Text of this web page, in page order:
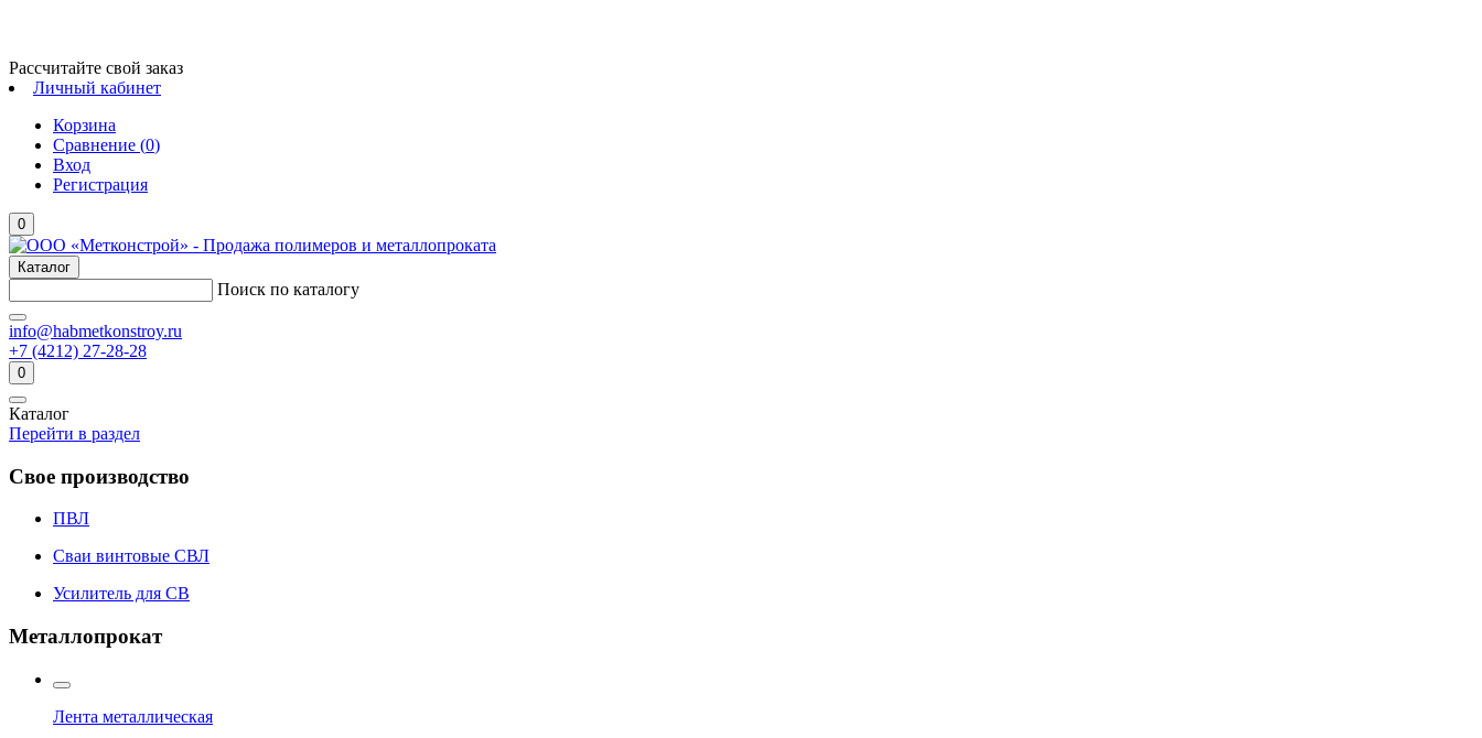
Рассчитайте свой заказ
Личный кабинет
Корзина
Сравнение (0)
Вход
Регистрация
0
Каталог
Поиск по каталогу
info@habmetkonstroy.ru
+7 (4212) 27-28-28
0
Каталог
Перейти в раздел
Свое производство
ПВЛ
Сваи винтовые СВЛ
Усилитель для СВ
Металлопрокат
Лента металлическая